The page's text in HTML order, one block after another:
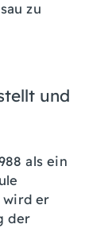
zu
und
als ein
wird er
der